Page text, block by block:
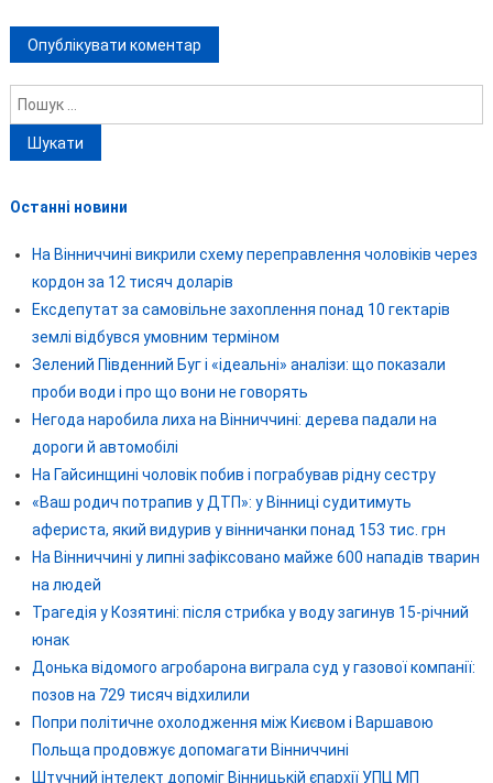
Пошук:
Останні новини
На Вінниччині викрили схему переправлення чоловіків через
кордон за 12 тисяч доларів
Ексдепутат за самовільне захоплення понад 10 гектарів
землі відбувся умовним терміном
Зелений Південний Буг і «ідеальні» аналізи: що показали
проби води і про що вони не говорять
Негода наробила лиха на Вінниччині: дерева падали на
дороги й автомобілі
На Гайсинщині чоловік побив і пограбував рідну сестру
«Ваш родич потрапив у ДТП»: у Вінниці судитимуть
афериста, який видурив у вінничанки понад 153 тис. грн
На Вінниччині у липні зафіксовано майже 600 нападів тварин
на людей
Трагедія у Козятині: після стрибка у воду загинув 15-річний
юнак
Донька відомого агробарона виграла суд у газової компанії:
позов на 729 тисяч відхилили
Попри політичне охолодження між Києвом і Варшавою
Польща продовжує допомагати Вінниччині
Штучний інтелект допоміг Вінницькій єпархії УПЦ МП